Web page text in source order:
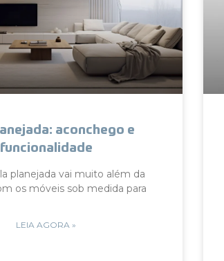
aconchego e
funcionalidade
planejada vai muito além da
os móveis sob medida para
LEIA AGORA »